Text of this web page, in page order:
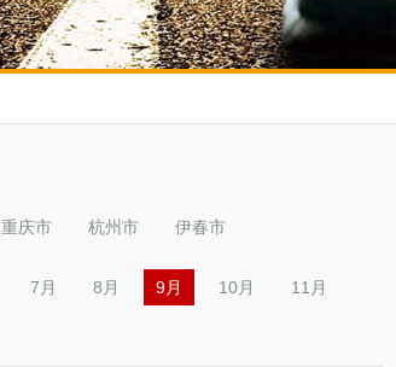
重庆市 杭州市 伊春市
7月 8月 9月 10月
11月